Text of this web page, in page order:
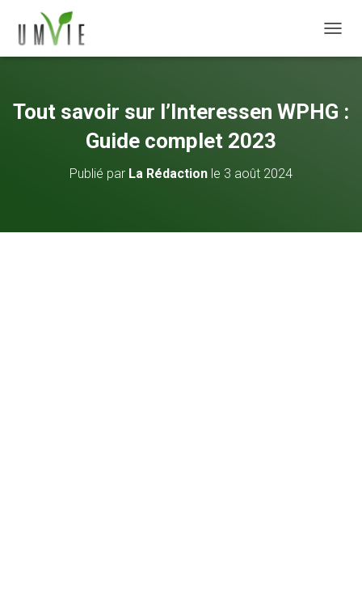
Tout savoir sur l’Interessen WPHG :
Guide complet 2023
Publié par La Rédaction le 3 août 2024